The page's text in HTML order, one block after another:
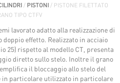
/ PISTONI
/ PISTONE FILETTATO
TIPO CTFV
lavorato adatto alla realizzazione di
effetto. Realizzato in acciaio
25) rispetto al modello CT, presenta
diretto sullo stelo. Inoltre il grano
il bloccaggio allo stelo del
particolare utilizzato in particolare